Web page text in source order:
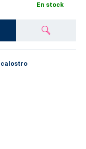
En stock
calostro